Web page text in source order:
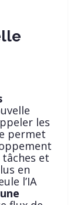
les
permet
tâches et
en
l’IA